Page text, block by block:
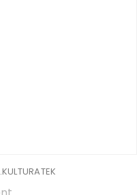
.KULTURATEK